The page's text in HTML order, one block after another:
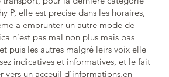
P, elle est precise dans les horaires,
a emprunter un autre mode de
n’est pas mal non plus mais pas
puis les autres malgré leirs voix elle
indicatives et informatives, et le fait
vers un acceuil d’informations,en